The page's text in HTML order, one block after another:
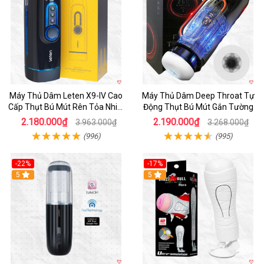
Máy Thủ Dâm Leten X9-IV Cao
Cấp Thụt Bú Mút Rên Tỏa Nhiệt
Sạc Pin
2.180.000₫ 3.963.000₫
(996)
Máy Thủ Dâm Deep Throat Tự
Động Thụt Bú Mút Gắn Tường
2.190.000₫ 3.268.000₫
(995)
-22%
5
-17%
5